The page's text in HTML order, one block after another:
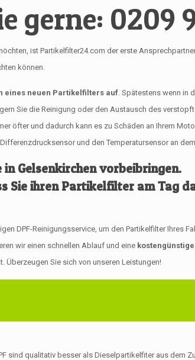
gerne: 0209
ist Partikelfilter24.com der erste
können.
eines neuen Partikelfilters auf. Spätestens wenn in
Sie die Reinigung oder den Austausch des
öfter und dadurch kann es zu Schäden an Ihrem
und den Temperatursensor an
Gelsenkirchen vorbeibringen.
Sie ihren Partikelfilter am Tag
DPF-Reinigungsservice, um den Partikelfilter Ihres
wir einen schnellen Ablauf und eine
Überzeugen Sie sich von unseren Leistungen!
sind qualitativ besser als Dieselpartikelfiter aus dem